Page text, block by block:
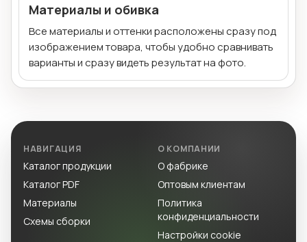
Материалы и обивка
Все материалы и оттенки расположены сразу под
изображением товара, чтобы удобно сравнивать
варианты и сразу видеть результат на фото.
НАВИГАЦИЯ
Каталог продукции
Каталог PDF
Материалы
Схемы сборки
О КОМПАНИИ
О фабрике
Оптовым клиентам
Политика
конфиденциальности
Настройки cookie